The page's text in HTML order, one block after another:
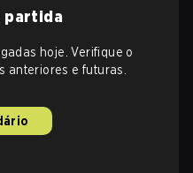
partida
hoje. Verifique o
anteriores e futuras.